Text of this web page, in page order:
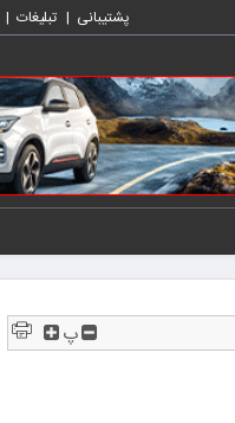
پشتیبانی تبلیغات
پ